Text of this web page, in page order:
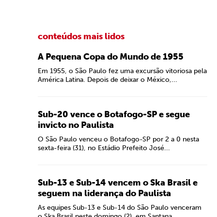
conteúdos mais lidos
A Pequena Copa do Mundo de 1955
Em 1955, o São Paulo fez uma excursão vitoriosa pela
América Latina. Depois de deixar o México,...
Sub-20 vence o Botafogo-SP e segue
invicto no Paulista
O São Paulo venceu o Botafogo-SP por 2 a 0 nesta
sexta-feira (31), no Estádio Prefeito José...
Sub-13 e Sub-14 vencem o Ska Brasil e
seguem na liderança do Paulista
As equipes Sub-13 e Sub-14 do São Paulo venceram